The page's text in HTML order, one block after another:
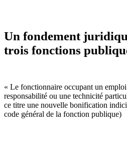
Un fondement
trois fonctions
« Le fonctionnaire occupant un
responsabilité ou une technicité
ce titre une nouvelle bonification
code général de la fonction publique)